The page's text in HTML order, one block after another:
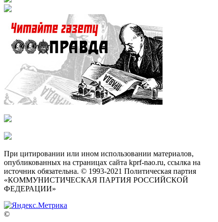
При цитировании или ином использовании материалов,
опубликованных на страницах сайта kprf-nao.ru, ссылка на
источник обязательна. © 1993-2021 Политическая партия
«КОММУНИСТИЧЕСКАЯ ПАРТИЯ РОССИЙСКОЙ
ФЕДЕРАЦИИ»
©